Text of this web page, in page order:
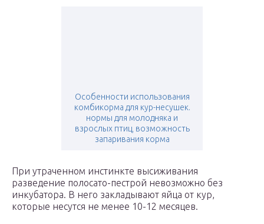
Особенности использования
комбикорма для кур-несушек.
нормы для молодняка и
взрослых птиц, возможность
запаривания корма
При утраченном инстинкте высиживания
разведение полосато-пестрой невозможно без
инкубатора. В него закладывают яйца от кур,
которые несутся не менее 10-12 месяцев.